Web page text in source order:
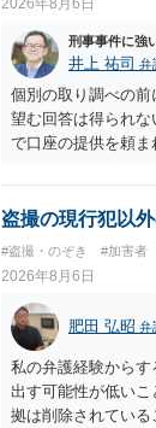
刑事事件に強
井上 祐司 弁
個別の取り調べの前
望む回答は得られ
で口座の提供を頼
でいえば、任意取
ます。
盗撮の現行犯以
#盗撮・のぞき #加害者
2026年8月6日
肥田 弘昭 弁
私の弁護経験から
出す可能性が低い
拠は削除されてい